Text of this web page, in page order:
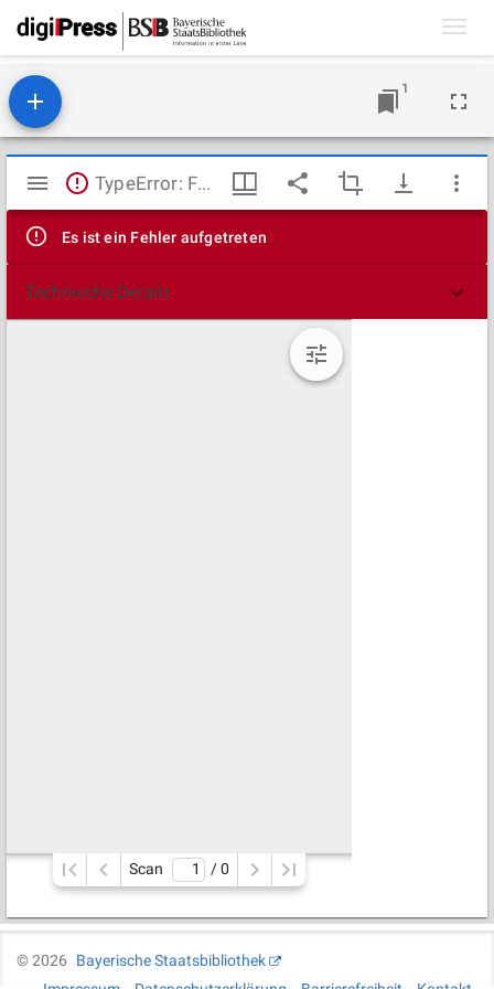
1
Mirador
Viewer
TypeError: Failed to fetch
Es ist ein Fehler aufgetreten
Technische Details
Scan / 0
©2026
Bayerische Staatsbibliothek